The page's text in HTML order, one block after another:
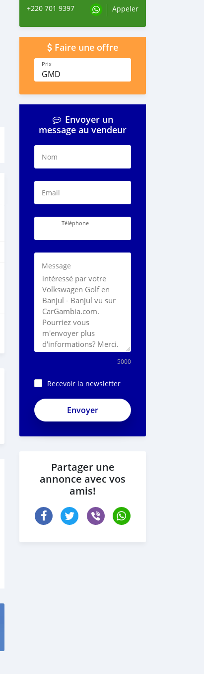
+220 701 9397 Appeler
Faire une offre
Prix
GMD
Envoyer un
message au vendeur
Nom
Email
Téléphone
Message
5000
Recevoir la newsletter
Partager une
annonce avec vos
amis!